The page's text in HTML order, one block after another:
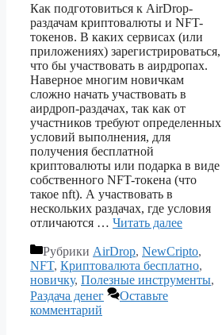
Как подготовиться к AirDrop-
раздачам криптовалюты и NFT-
токенов. В каких сервисах (или
приложениях) зарегистрироваться,
что бы участвовать в аирдропах.
Наверное многим новичкам
сложно начать участвовать в
аирдроп-раздачах, так как от
участников требуют определенных
условий выполнения, для
получения бесплатной
криптовалюты или подарка в виде
собственного NFT-токена (что
такое nft). А участвовать в
нескольких раздачах, где условия
отличаются … Читать далее
Рубрики AirDrop, NewCripto,
NFT, Криптовалюта бесплатно,
новичку, Полезные инструменты,
Раздача денег
Оставьте
комментарий